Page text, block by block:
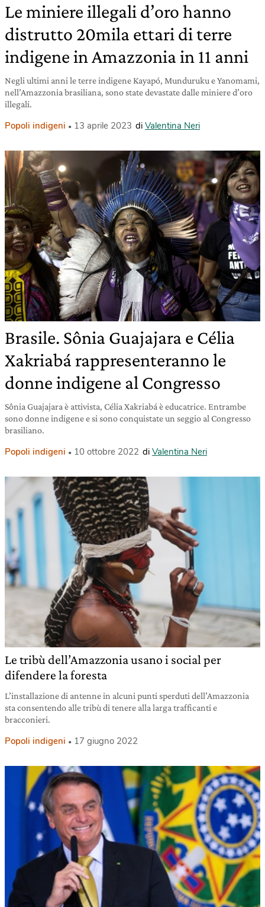
Le miniere illegali d’oro hanno
distrutto 20mila ettari di terre
indigene in Amazzonia in 11 anni
Negli ultimi anni le terre indigene Kayapó, Munduruku e Yanomami,
nell’Amazzonia brasiliana, sono state devastate dalle miniere d’oro
illegali.
Popoli indigeni 13 aprile 2023 di Valentina Neri
Brasile. Sônia Guajajara e Célia
Xakriabá rappresenteranno le
donne indigene al Congresso
Sônia Guajajara è attivista, Célia Xakriabá è educatrice. Entrambe
sono donne indigene e si sono conquistate un seggio al Congresso
brasiliano.
Popoli indigeni 10 ottobre 2022 di Valentina Neri
Le tribù dell’Amazzonia usano i social per
difendere la foresta
L’installazione di antenne in alcuni punti sperduti dell’Amazzonia
sta consentendo alle tribù di tenere alla larga trafficanti e
bracconieri.
Popoli indigeni 17 giugno 2022